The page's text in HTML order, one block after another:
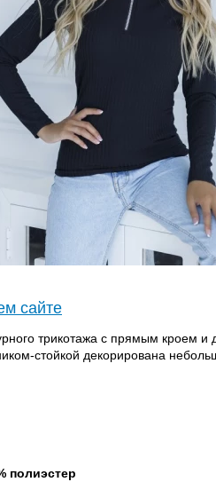
сайте
трикотажа с прямым кроем
стойкой декорирована
полиэстер